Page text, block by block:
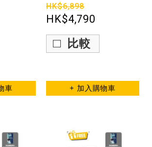
車
HK$6,898
HK$4,790
比較
+ 加入購物車